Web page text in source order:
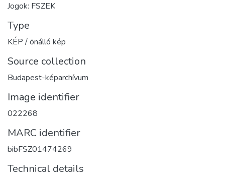
Jogok: FSZEK
Type
KÉP / önálló kép
Source collection
Budapest-képarchívum
Image identifier
022268
MARC identifier
bibFSZ01474269
Technical details